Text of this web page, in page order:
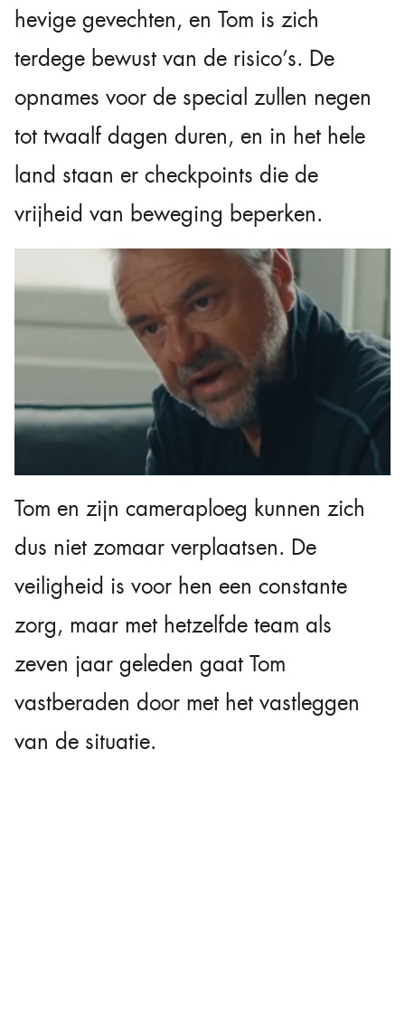
hevige gevechten, en Tom is zich
terdege bewust van de risico’s. De
opnames voor de special zullen negen
tot twaalf dagen duren, en in het hele
land staan er checkpoints die de
vrijheid van beweging beperken.
Tom en zijn cameraploeg kunnen zich
dus niet zomaar verplaatsen. De
veiligheid is voor hen een constante
zorg, maar met hetzelfde team als
zeven jaar geleden gaat Tom
vastberaden door met het vastleggen
van de situatie.